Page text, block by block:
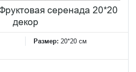
серенада 20*20
декор
Размер: 20*20 см